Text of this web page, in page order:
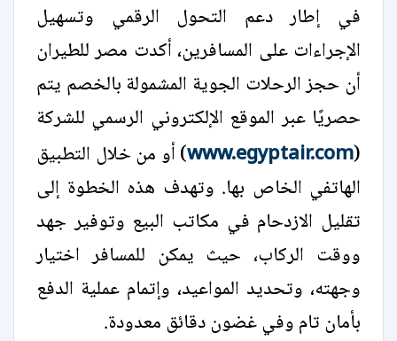
في إطار دعم التحول الرقمي وتسهيل
الإجراءات على المسافرين، أكدت مصر للطيران
أن حجز الرحلات الجوية المشمولة بالخصم يتم
حصريًا عبر الموقع الإلكتروني الرسمي للشركة
(
www.egyptair.com) أو من خلال التطبيق
الهاتفي الخاص بها. وتهدف هذه الخطوة إلى
تقليل الازدحام في مكاتب البيع وتوفير جهد
ووقت الركاب، حيث يمكن للمسافر اختيار
وجهته، وتحديد المواعيد، وإتمام عملية الدفع
بأمان تام وفي غضون دقائق معدودة.